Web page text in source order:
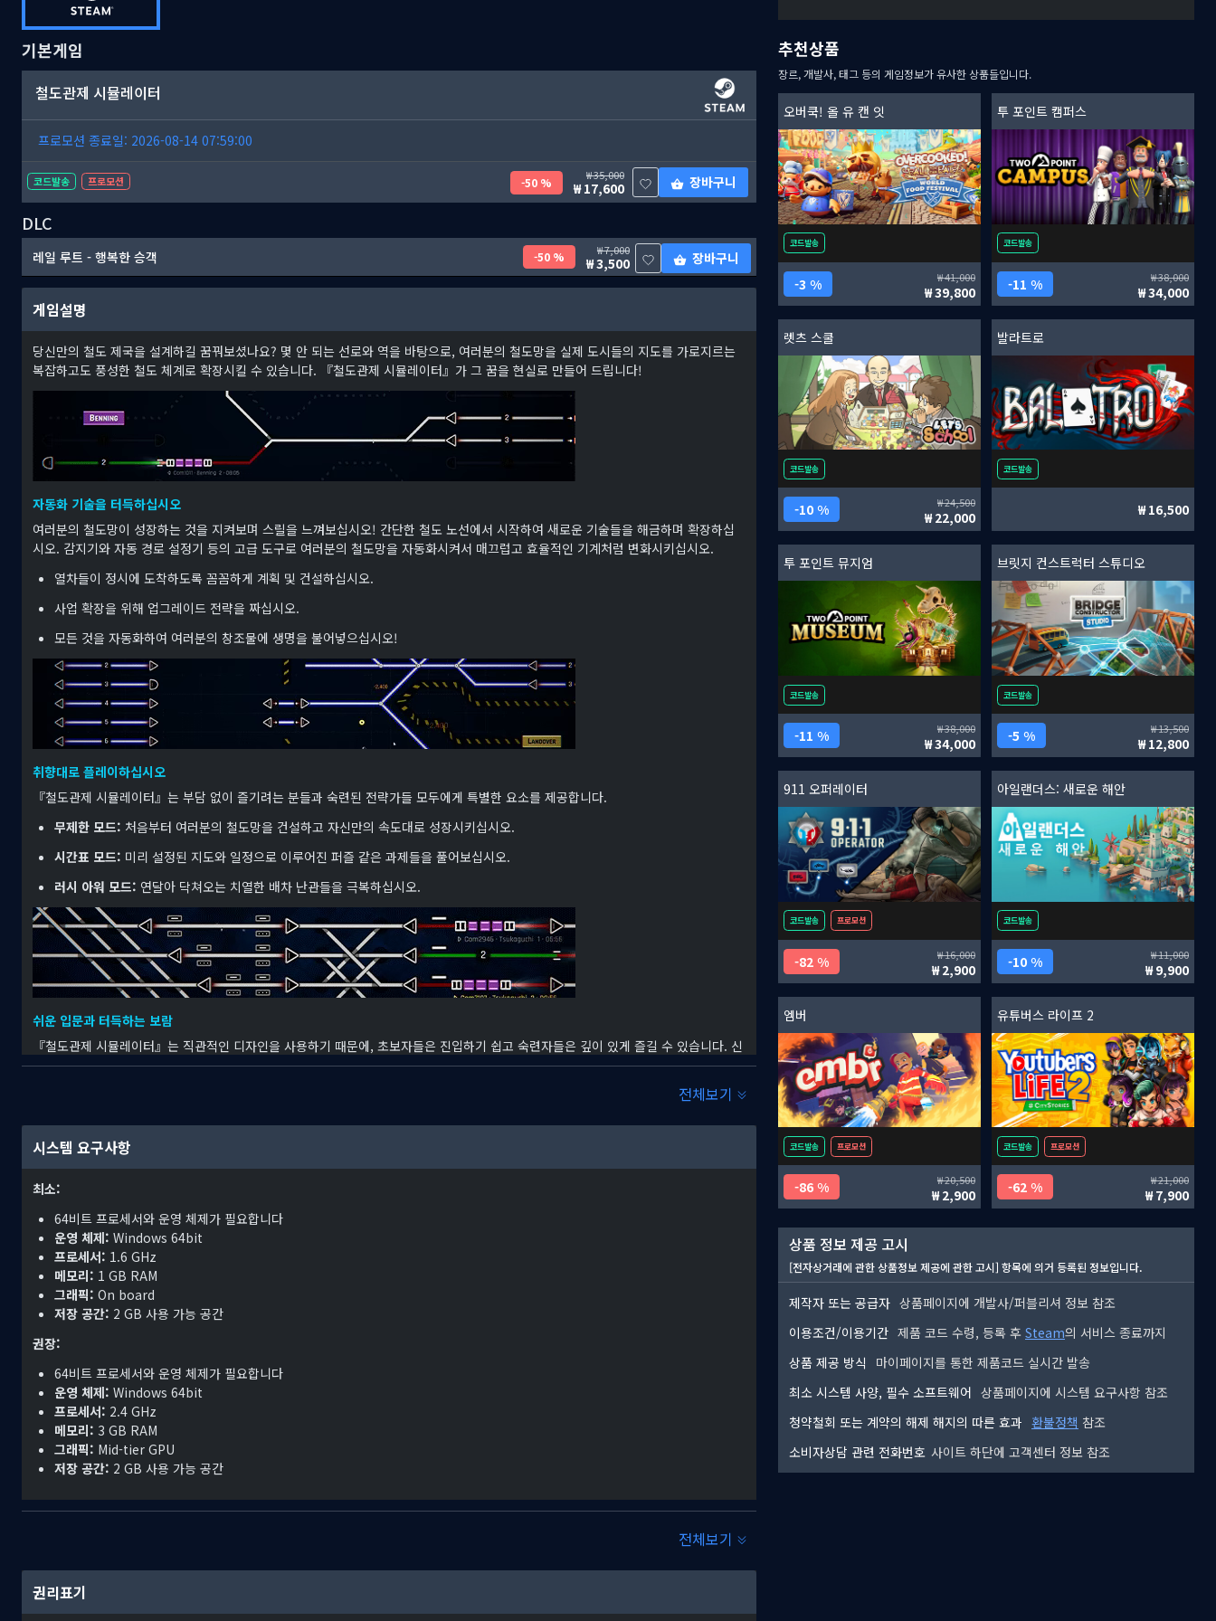
기본게임
철도관제 시뮬레이터
프로모션 종료일: 2026-08-14 07:59:00
코드발송 프로모션 50 % 35,000
17,600 장바구니
DLC
레일 루트 - 행복한 승객 50 % 7,000
3,500 장바구니
게임설명
당신만의 철도 제국을 설계하길 꿈꿔보셨나요? 몇 안 되는 선로와 역을 바탕으로, 여러분의 철도망을 실제 도시들의 지도를 가로지르는
복잡하고도 풍성한 철도 체계로 확장시킬 수 있습니다. 『철도관제 시뮬레이터』가 그 꿈을 현실로 만들어 드립니다!
자동화 기술을 터득하십시오
여러분의 철도망이 성장하는 것을 지켜보며 스릴을 느껴보십시오! 간단한 철도 노선에서 시작하여 새로운 기술들을 해금하며 확장하십
시오. 감지기와 자동 경로 설정기 등의 고급 도구로 여러분의 철도망을 자동화시켜서 매끄럽고 효율적인 기계처럼 변화시키십시오.
열차들이 정시에 도착하도록 꼼꼼하게 계획 및 건설하십시오.
사업 확장을 위해 업그레이드 전략을 짜십시오.
모든 것을 자동화하여 여러분의 창조물에 생명을 불어넣으십시오!
취향대로 플레이하십시오
『철도관제 시뮬레이터』는 부담 없이 즐기려는 분들과 숙련된 전략가들 모두에게 특별한 요소를 제공합니다.
무제한 모드: 처음부터 여러분의 철도망을 건설하고 자신만의 속도대로 성장시키십시오.
시간표 모드: 미리 설정된 지도와 일정으로 이루어진 퍼즐 같은 과제들을 풀어보십시오.
러시 아워 모드: 연달아 닥쳐오는 치열한 배차 난관들을 극복하십시오.
쉬운 입문과 터득하는 보람
『철도관제 시뮬레이터』는 직관적인 디자인을 사용하기 때문에, 초보자들은 진입하기 쉽고 숙련자들은 깊이 있게 즐길 수 있습니다. 신
호기를 배치하고 계약을 수락할 때마다 점점 복잡해지면서 현실의 철도 관리처럼 어려워질 것입니다.
확장된 세계를 생성 및 탐험하십시오
커뮤니티에서 제작된 2천 가지 이상의 지도와 기본 레벨 에디터와 함께라면, 새로운 레벨에 대한 가능성은 무궁무진합니다! 여러분의 꿈
과 같은 철도망을 설계하거나, 유명한 환승역을 재창조하거나, 여러분의 창조물을 철도 매니아들로 이루어진 활기찬 커뮤니티에 공유해
보십시오.
현실의 도시들에서 영감을 받은 지도를 둘러보십시오.
다른 플레이어들에게 도전하여 최고 점수를 겨뤄보십시오.
열정적이고 창의적인 커뮤니티에 참여하십시오.
전체보기
시스템 요구사항
최소:
64비트 프로세서와 운영 체제가 필요합니다
운영 체제: Windows 64bit
프로세서: 1.6 GHz
메모리: 1 GB RAM
그래픽: On board
저장 공간: 2 GB 사용 가능 공간
권장:
64비트 프로세서와 운영 체제가 필요합니다
운영 체제: Windows 64bit
프로세서: 2.4 GHz
메모리: 3 GB RAM
그래픽: Mid-tier GPU
저장 공간: 2 GB 사용 가능 공간
전체보기
권리표기
추천상품
장르, 개발사, 태그 등의 게임정보가 유사한 상품들입니다.
오버쿡! 올 유 캔 잇
코드발송
3 % 41,000
39,800
투 포인트 캠퍼스
코드발송
11 % 38,000
34,000
렛츠 스쿨
코드발송
10 % 24,500
22,000
발라트로
코드발송
16,500
투 포인트 뮤지엄
코드발송
11 % 38,000
34,000
브릿지 컨스트럭터 스튜디오
코드발송
5 % 13,500
12,800
911 오퍼레이터
코드발송 프로모션
82 % 16,000
2,900
아일랜더스: 새로운 해안
코드발송
10 % 11,000
9,900
엠버
코드발송 프로모션
86 % 20,500
2,900
유튜버스 라이프 2
코드발송 프로모션
62 % 21,000
7,900
상품 정보 제공 고시
[전자상거래에 관한 상품정보 제공에 관한 고시] 항목에 의거 등록된 정보입니다.
제작자 또는 공급자 상품페이지에 개발사/퍼블리셔 정보 참조
이용조건/이용기간 제품 코드 수령, 등록 후 Steam의 서비스 종료까지
상품 제공 방식
마이페이지를 통한 제품코드 실시간 발송
최소 시스템 사양, 필수 소프트웨어 상품페이지에 시스템 요구사항 참조
청약철회 또는 계약의 해제 해지의 따른 효과 환불정책 참조
소비자상담 관련 전화번호 사이트 하단에 고객센터 정보 참조